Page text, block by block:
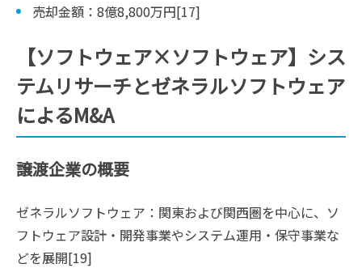
売却金額：8億8,800万円[17]
【ソフトウェア×ソフトウェア】シス
テムリサーチとゼネラルソフトウェア
によるM&A
譲渡企業の概要
ゼネラルソフトウェア：関東および関西圏を中心に、ソ
フトウェア設計・開発事業やシステム運用・保守事業な
どを展開[19]